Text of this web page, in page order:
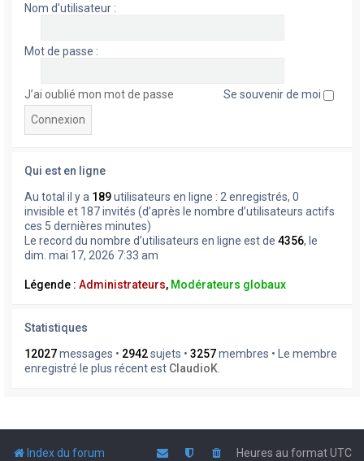
Nom d’utilisateur :
Mot de passe :
J’ai oublié mon mot de passe Se souvenir de moi
Qui est en ligne
Au total il y a 189utilisateurs en ligne : 2 enregistrés, 0
invisible et 187 invités (d’après le nombre d’utilisateurs actifs
ces 5 dernières minutes)
Le record du nombre d’utilisateurs en ligne est de 4356, le
dim. mai 17, 2026 7:33 am
Légende : Administrateurs, Modérateurs globaux
Statistiques
12027messages • 2942sujets • 3257membres • Le membre
enregistré le plus récent est ClaudioK
Index du forum Heures au formatUTC